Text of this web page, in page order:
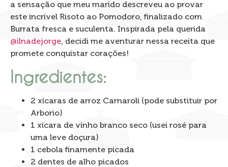
a sensação que meu marido descreveu ao provar
este incrível Risoto ao Pomodoro, finalizado com
Burrata fresca e suculenta. Inspirada pela querida
@ilnadejorge, decidi me aventurar nessa receita que
promete conquistar corações!
Ingredientes:
2 xícaras de arroz Carnaroli (pode substituir por
Arborio)
1 xícara de vinho branco seco (usei rosé para
uma leve doçura)
1 cebola finamente picada
2 dentes de alho picados